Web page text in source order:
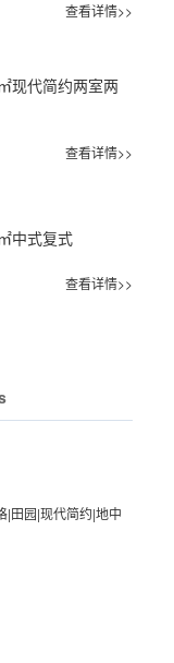
查看详情>>
现代简约两室两
查看详情>>
中式复式
查看详情>>
|田园|现代简约|地中